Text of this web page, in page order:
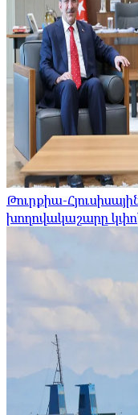
Թուրքիա-
խողովակաշարը